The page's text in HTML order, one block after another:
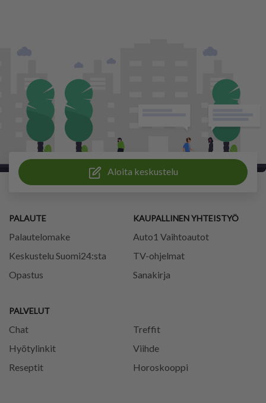
Aloita keskustelu
PALAUTE
Palautelomake
Keskustelu Suomi24:sta
Opastus
PALVELUT
Chat
Treffit
Hyötylinkit
Viihde
Reseptit
Horoskooppi
KAUPALLINEN YHTEISTYÖ
Auto1 Vaihtoautot
TV-ohjelmat
Sanakirja